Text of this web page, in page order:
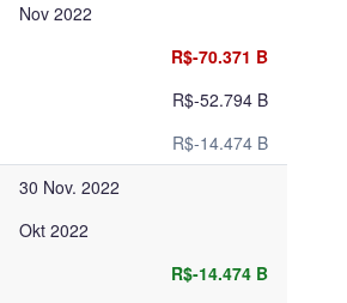
Nov 2022
R$-70.371 B
R$-52.794 B
R$-14.474 B
30 Nov. 2022
Okt 2022
R$-14.474 B